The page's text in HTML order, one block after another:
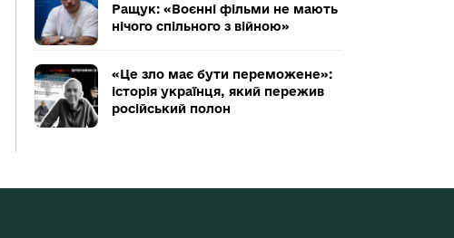
Ращук: «Воєнні фільми не мають
нічого спільного з війною»
«Це зло має бути переможене»:
історія українця, який пережив
російський полон